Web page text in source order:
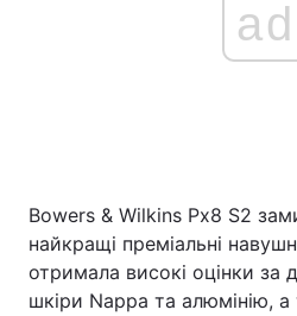
ad
Bowers & Wilkins Px8 S2
найкращі преміальні
отримала високі оцінки за
шкіри Nappa та алюмінію,